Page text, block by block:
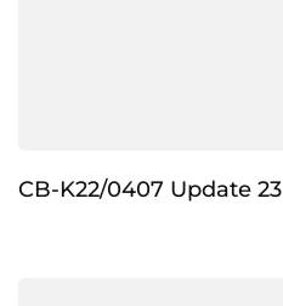
CB-K22/0407 Update 23